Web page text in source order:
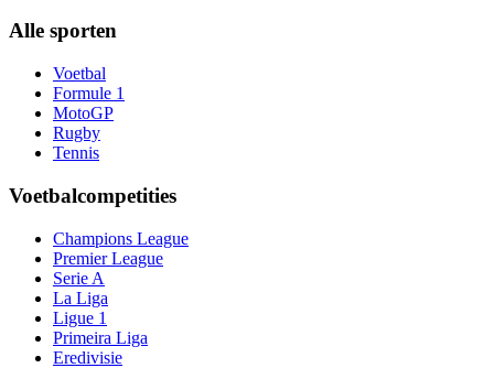
Alle sporten
Voetbal
Formule 1
MotoGP
Rugby
Tennis
Voetbalcompetities
Champions League
Premier League
Serie A
La Liga
Ligue 1
Primeira Liga
Eredivisie